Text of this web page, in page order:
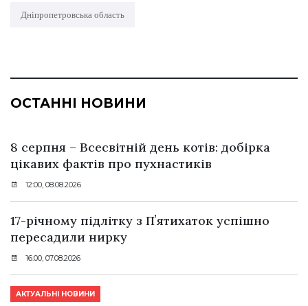
Дніпропетровська область
ОСТАННІ НОВИНИ
8 серпня – Всесвітній день котів: добірка
цікавих фактів про пухнастиків
12:00, 08.08.2026
17-річному підлітку з Пʼятихаток успішно
пересадили нирку
16:00, 07.08.2026
АКТУАЛЬНІ НОВИНИ